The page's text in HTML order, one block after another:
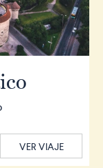
VER VIAJE